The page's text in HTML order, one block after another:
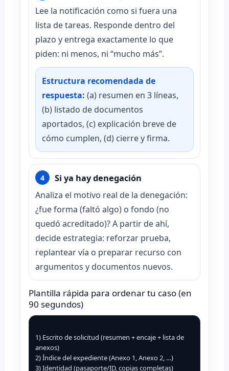
Lee la notificación como si fuera una
lista de tareas. Responde dentro del
plazo y entrega exactamente lo que
piden: ni menos, ni “mucho más”.
Estructura recomendada de
respuesta: (a) resumen en 3 líneas,
(b) listado de documentos
aportados, (c) explicación breve de
cómo cumplen, (d) cierre y firma.
4 Si ya hay denegación
Analiza el motivo real de la denegación:
¿fue forma (faltó algo) o fondo (no
quedó acreditado)? A partir de ahí,
decide estrategia: reforzar prueba,
replantear vía o preparar recurso con
argumentos y documentos nuevos.
Plantilla rápida para ordenar tu caso (en
90 segundos)
1) Escrito de solicitud (resumen + encaje + lista de
anexos)
2) Índice del expediente (Anexo 1, Anexo 2, …)
3) Identidad (pasaporte/ID, copias completas)